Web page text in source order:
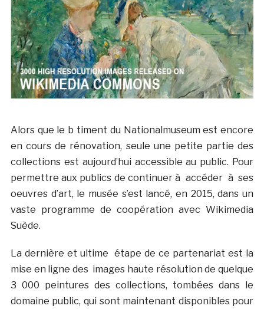
Alors que le b timent du Nationalmuseum est encore
en cours de rénovation, seule une petite partie des
collections est aujourd’hui accessible au public. Pour
permettre aux publics de continuer à accéder à ses
oeuvres d’art, le musée s’est lancé, en 2015, dans un
vaste programme de coopération avec Wikimedia
Suède.
La dernière et ultime étape de ce partenariat est la
mise en ligne des images haute résolution de quelque
3 000 peintures des collections, tombées dans le
domaine public, qui sont maintenant disponibles pour